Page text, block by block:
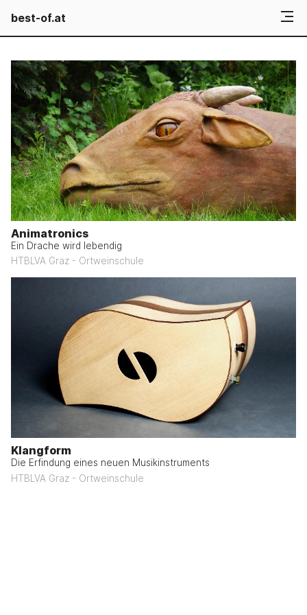
best-of.at
Animatronics
Ein Drache wird lebendig
HTBLVA Graz - Ortweinschule
Klangform
Die Erfindung eines neuen Musikinstruments
HTBLVA Graz - Ortweinschule